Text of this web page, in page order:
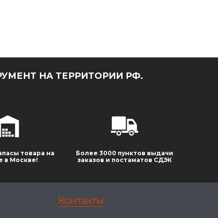
НА ТЕРРИТОРИИ РФ.
товара на
в Москве!
Более 3000 пунктов выдачи
заказов и постаматов СДЭК
Контакты